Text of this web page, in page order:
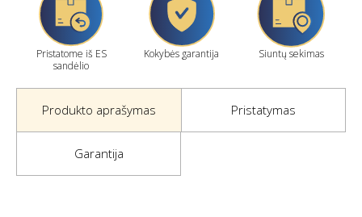
Pristatome iš ES
sandėlio
Kokybės garantija Siuntų sekimas
Produkto aprašymas Pristatymas
Garantija